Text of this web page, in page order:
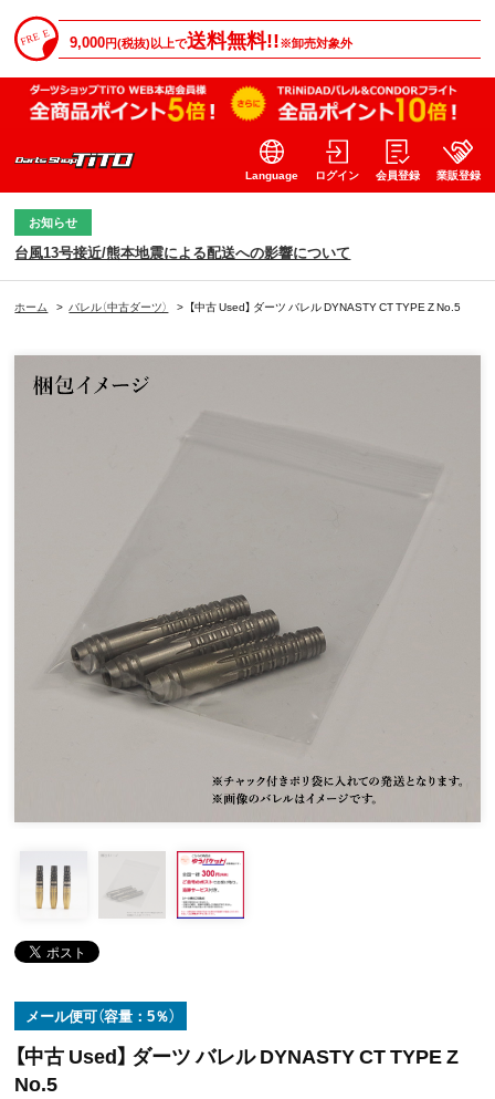
9,000円(税抜)以上で送料無料!!※卸売対象外
Language ログイン 会員登録 業販登録
お知らせ
台風13号接近/熊本地震による配送への影響について
ホーム > バレル（中古ダーツ） > 【中古 Used】 ダーツ バレル DYNASTY CT TYPE Z No.5
メール便可（容量：5％）
【中古 Used】 ダーツ バレル DYNASTY CT TYPE Z
No.5